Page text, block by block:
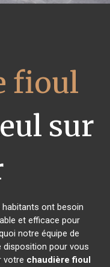
fioul
sur
habitants ont besoin
et efficace pour
notre équipe de
disposition pour vous
votre chaudière fioul